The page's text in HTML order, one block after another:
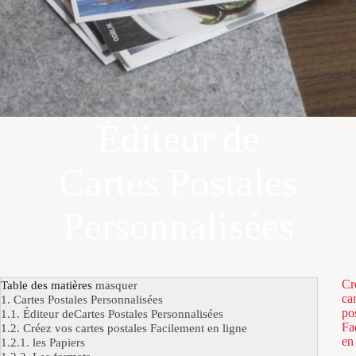
Table des matières masquer
1. Cartes Postales Personnalisées
1.1. Éditeur deCartes Postales Personnalisées
1.2. Créez vos cartes postales Facilement en ligne
1.2.1. les Papiers